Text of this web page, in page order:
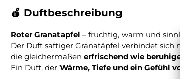
🍎 Duftbeschreibung
Roter Granatapfel – fruchtig, warm und
Der Duft saftiger Granatäpfel verbindet sich
die gleichermaßen erfrischend wie
Ein Duft, der Wärme, Tiefe und ein Gefühl